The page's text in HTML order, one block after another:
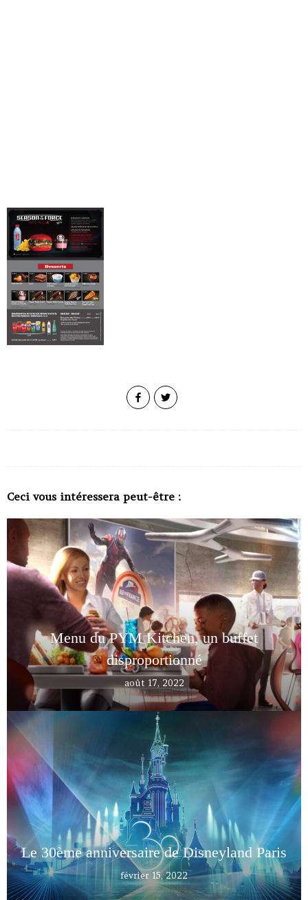
Ceci vous intéressera peut-être :
Menu du PYM Kitchen, un buffet
disproportionné
août 17, 2022
Le 30ème anniversaire de Disneyland Paris
février 15, 2022